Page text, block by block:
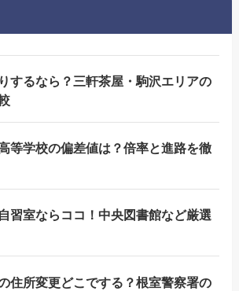
するなら？三軒茶屋・駒沢エリアの
等学校の偏差値は？倍率と進路を徹
習室ならココ！中央図書館など厳選
住所変更どこでする？根室警察署の